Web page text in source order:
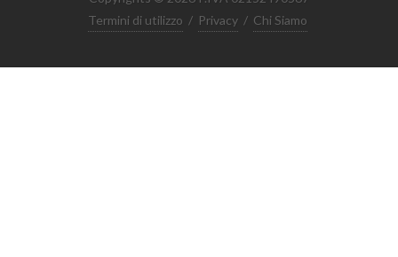
Termini di utilizzo / Privacy / Chi Siamo